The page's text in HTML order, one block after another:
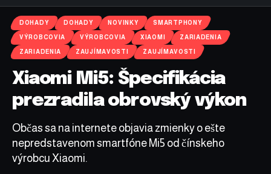
DOHADY DOHADY NOVINKY SMARTPHONY
VÝROBCOVIA VÝROBCOVIA XIAOMI ZARIADENIA
ZARIADENIA ZAUJÍMAVOSTI ZAUJÍMAVOSTI
Xiaomi Mi5: Špecifikácia
prezradila obrovský výkon
Občas sa na internete objavia zmienky o ešte
nepredstavenom smartfóne Mi5 od čínskeho
výrobcu Xiaomi.